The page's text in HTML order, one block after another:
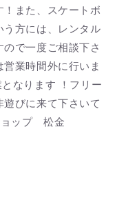
また、スケートボ
方には、レンタル
で一度ご相談下さ
業時間外に行いま
なります ！フリー
びに来て下さいて
ョップ 松金